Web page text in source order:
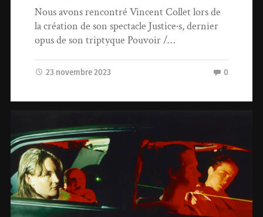
Nous avons rencontré Vincent Collet lors de
la création de son spectacle Justice·s, dernier
opus de son triptyque Pouvoir /…
23 novembre 2023 0